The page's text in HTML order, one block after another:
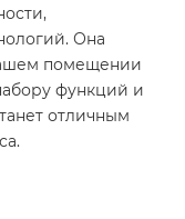
Она
помещении
функций и
отличным